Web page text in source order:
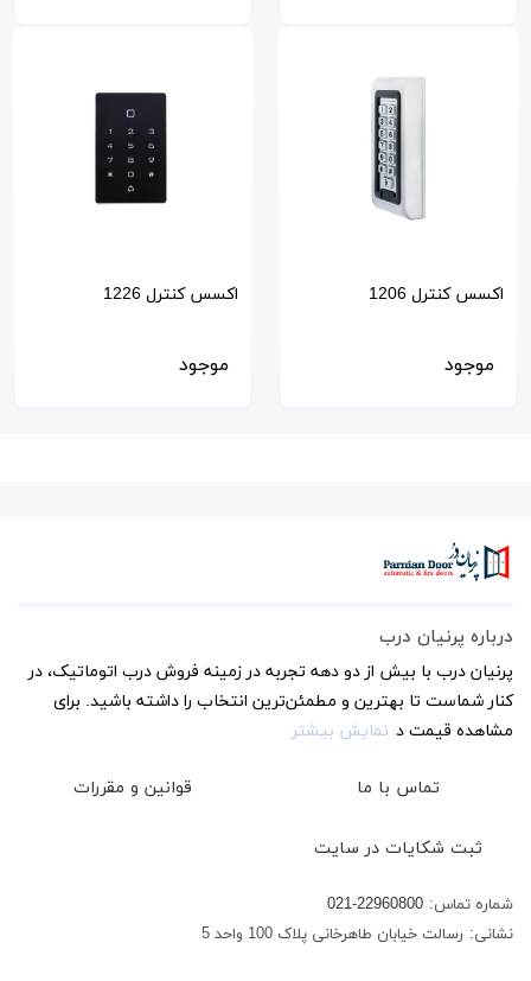
اکسس کنترل 1206
موجود
اکسس کنترل 1226
موجود
درباره پرنیان درب
پرنیان درب با بیش از دو دهه تجربه در زمینه فروش درب اتوماتیک، در
کنار شماست تا بهترین و مطمئن‌ترین انتخاب را داشته باشید. برای
مشاهده قیمت د نمایش بیشتر
تماس با ما قوانین و مقررات
ثبت شکایات در سایت
شماره تماس: 021-22960800
نشانی: رسالت خیابان طاهرخانی پلاک 100 واحد 5